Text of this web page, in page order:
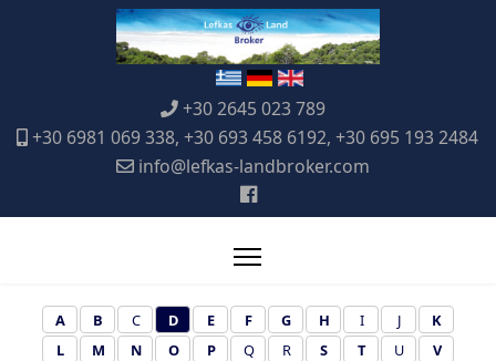
+30 2645 023 789
+30 6981 069 338, +30 693 458 6192, +30 695 193 2484
info@lefkas-landbroker.com
A B C D E F G H I J
K
L
M N O P Q R S T U
V